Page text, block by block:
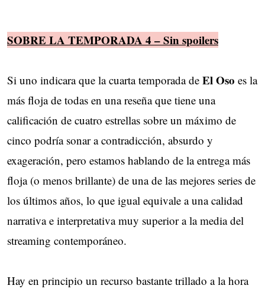
SOBRE LA TEMPORADA 4 – Sin spoilers
Si uno indicara que la cuarta temporada de El Oso es la
más floja de todas en una reseña que tiene una
calificación de cuatro estrellas sobre un máximo de
cinco podría sonar a contradicción, absurdo y
exageración, pero estamos hablando de la entrega más
floja (o menos brillante) de una de las mejores series de
los últimos años, lo que igual equivale a una calidad
narrativa e interpretativa muy superior a la media del
streaming contemporáneo.
Hay en principio un recurso bastante trillado a la hora